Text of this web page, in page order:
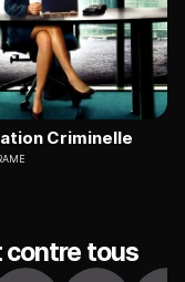
Criminelle
contre tous